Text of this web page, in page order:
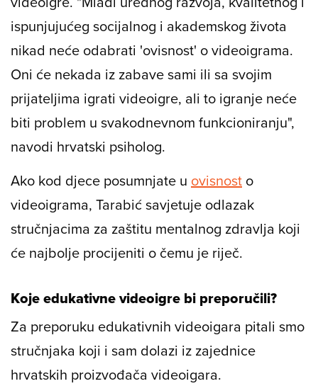
ispunjujućeg socijalnog i akademskog života
nikad neće odabrati 'ovisnost' o videoigrama.
Oni će nekada iz zabave sami ili sa svojim
prijateljima igrati videoigre, ali to igranje neće
biti problem u svakodnevnom funkcioniranju",
navodi hrvatski psiholog.
Ako kod djece posumnjate u ovisnost o
videoigrama, Tarabić savjetuje odlazak
stručnjacima za zaštitu mentalnog zdravlja koji
će najbolje procijeniti o čemu je riječ.
Koje edukativne videoigre bi preporučili?
Za preporuku edukativnih videoigara pitali smo
stručnjaka koji i sam dolazi iz zajednice
hrvatskih proizvođača videoigara.